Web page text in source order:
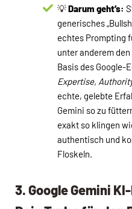
💡Darum geht’s:
generisches
echtes Prompting
unter anderem den
Basis des Google-
Expertise,
echte, gelebte
Gemini so zu
exakt so klingen
authentisch und
Floskeln.
3. Google Gemini